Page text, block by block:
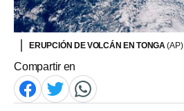
ERUPCIÓN DE VOLCÁN EN TONGA(AP)
Compartir en